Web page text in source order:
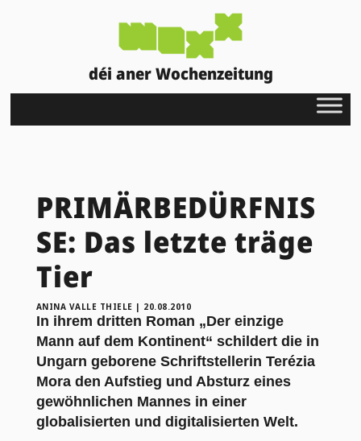
déi aner Wochenzeitung
PRIMÄRBEDÜRFNIS
SE: Das letzte träge
Tier
ANINA VALLE THIELE | 20.08.2010
In ihrem dritten Roman „Der einzige
Mann auf dem Kontinent“ schildert die in
Ungarn geborene Schriftstellerin Terézia
Mora den Aufstieg und Absturz eines
gewöhnlichen Mannes in einer
globalisierten und digitalisierten Welt.